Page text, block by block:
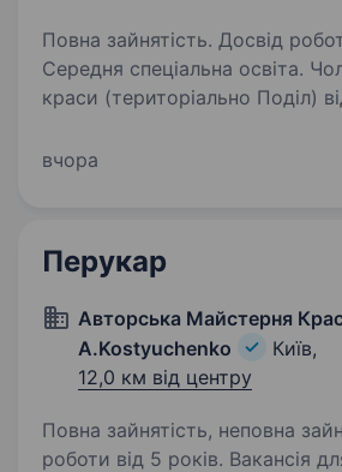
Повна зайнятість. Досвід
Середня спеціальна освіта. Чоловічий салон
краси (територіально Поділ)
стрижок. Наявність досвіду є
вчора
Перукар
Авторська Майстерня
A.Kostyuchenko
Київ,
12,0 км від центру
Повна зайнятість, неповна
роботи від 5 років. Вакансія для тих, хто